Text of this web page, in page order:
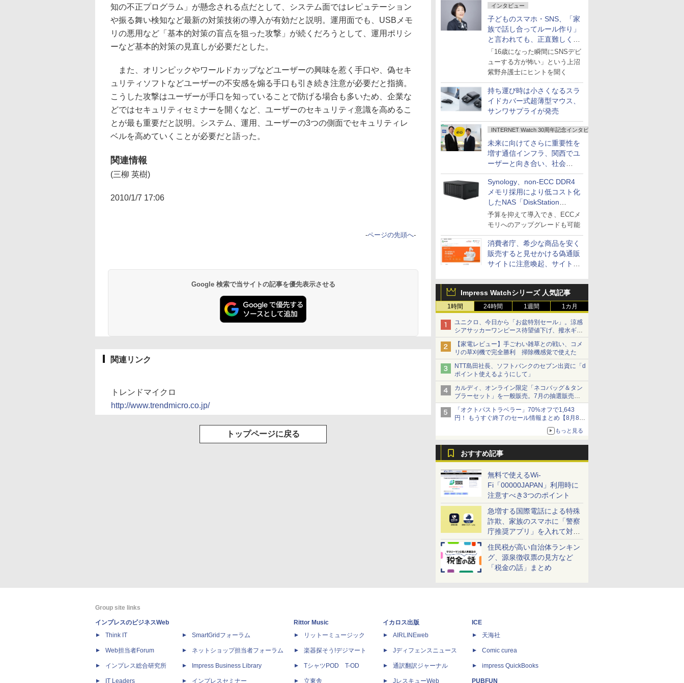
インタビュー
子どものスマホ・SNS、「家
族で話し合ってルール作り」
と言われても、正直難しくな
いですか？
「16歳になった瞬間にSNSデビ
ューする方が怖い」という上沼
紫野弁護士にヒントを聞く
持ち運び時は小さくなるスラ
イドカバー式超薄型マウス、
サンワサプライが発売
INTERNET Watch 30周年記念インタビュー
未来に向けてさらに重要性を
増す通信インフラ、関西でユ
ーザーと向き合い、社会
の“あたらしい”を起動し続け
る～オプテージ
Synology、non-ECC DDR4
メモリ採用により低コスト化
したNAS「DiskStation
neo+」シリーズ
予算を抑えて導入でき、ECCメ
モリへのアップグレードも可能
消費者庁、希少な商品を安く
販売すると見せかける偽通販
サイトに注意喚起、サイト名
Impress Watchシリーズ 人気記事
1時間 24時間 1週間 1カ月
ユニクロ、今日から「お盆特別セール」。涼感
シアサッカーワンピース待望値下げ、撥水ギア
ショーツは1990円に
【家電レビュー】手ごわい雑草との戦い、コメ
リの草刈機で完全勝利 掃除機感覚で使えた
NTT島田社長、ソフトバンクのセブン出資に「d
ポイント使えるようにして」
カルディ、オンライン限定「ネコバッグ＆タン
ブラーセット」を一般販売。7月の抽選販売の
当選無効分
「オクトパストラベラー」70%オフで1,643
円！ もうすぐ終了のセール情報まとめ【8月8日
ニンテンドーeショップでは「大神 絶景版」が
もっと見る
おすすめ記事
無料で使えるWi-
Fi「00000JAPAN」利用時に
注意すべき3つのポイント
急増する国際電話による特殊
詐欺、家族のスマホに「警察
庁推奨アプリ」を入れて対策
しよう！
住民税が高い自治体ランキン
グ、源泉徴収票の見方など
「税金の話」まとめ
知の不正プログラム」が懸念される点だとして、システム面ではレピュテーション
や振る舞い検知など最新の対策技術の導入が有効だと説明。運用面でも、USBメモ
リの悪用など「基本的対策の盲点を狙った攻撃」が続くだろうとして、運用ポリシ
ーなど基本的対策の見直しが必要だとした。
また、オリンピックやワールドカップなどユーザーの興味を惹く手口や、偽セキ
ュリティソフトなどユーザーの不安感を煽る手口も引き続き注意が必要だと指摘。
こうした攻撃はユーザーが手口を知っていることで防げる場合も多いため、企業な
どではセキュリティセミナーを開くなど、ユーザーのセキュリティ意識を高めるこ
とが最も重要だと説明。システム、運用、ユーザーの3つの側面でセキュリティレ
ベルを高めていくことが必要だと語った。
関連情報
(三柳 英樹)
2010/1/7 17:06
-ページの先頭へ-
Google 検索で当サイトの記事を優先表示させる
関連リンク
トレンドマイクロ
http://www.trendmicro.co.jp/
トップページに戻る
Group site links
インプレスのビジネスWeb
Think IT
Web担当者Forum
インプレス総合研究所
IT Leaders
SmartGridフォーラム
ネットショップ担当者フォーラム
Impress Business Library
インプレスセミナー
Rittor Music
リットーミュージック
楽器探そう!デジマート
TシャツPOD T-OD
立東舎
イカロス出版
AIRLINEweb
Jディフェンスニュース
通訳翻訳ジャーナル
JレスキューWeb
ICE
天海社
Comic curea
impress QuickBooks
PUBFUN